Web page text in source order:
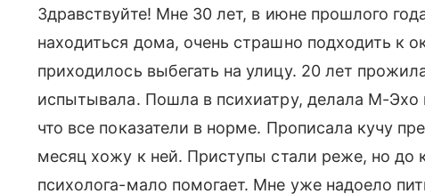
Здравствуйте! Мне 30 лет, в июне прошлого
находиться дома, очень страшно подходить к
приходилось выбегать на улицу. 20 лет
испытывала. Пошла в психиатру, делала М-Эхо
что все показатели в норме. Прописала кучу
месяц хожу к ней. Приступы стали реже, но до
психолога-мало помогает. Мне уже надоело